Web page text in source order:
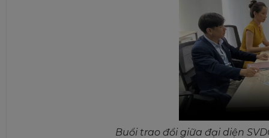
Buổi trao đổi giữa đại diện